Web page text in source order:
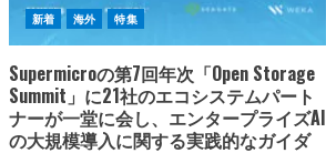
新着 海外 特集
Supermicroの第7回年次「Open Storage
Summit」に21社のエコシステムパート
ナーが一堂に会し、エンタープライズAI
の大規模導入に関する実践的なガイダ